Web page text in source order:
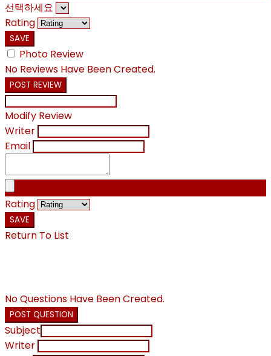
선택하세요
Rating
SAVE
Photo Review
No Reviews Have Been Created.
POST REVIEW
Modify Review
Writer
Email
Rating
SAVE
Return To List
No Questions Have Been Created.
POST QUESTION
Subject
Writer